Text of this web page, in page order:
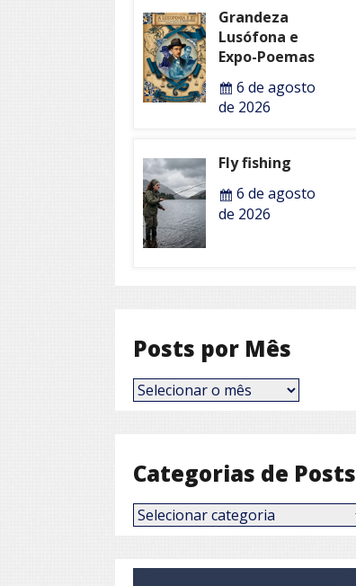
Grandeza
Lusófona e
Expo-Poemas
6 de agosto
de 2026
Fly fishing
6 de agosto
de 2026
Posts por Mês
Posts
por
Categorias de Posts
Categorias
de